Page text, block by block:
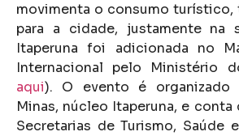
movimenta o consumo turístico,
para a cidade, justamente na
Itaperuna foi adicionada no
Internacional pelo Ministério
aqui). O evento é organizado
Minas, núcleo Itaperuna, e
Secretarias de Turismo, Saúde